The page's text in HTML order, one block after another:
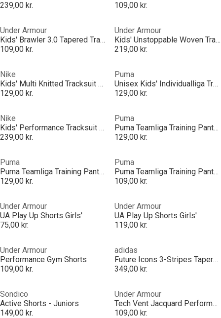
239,00 kr.
109,00 kr.
Under Armour
Kids' Brawler 3.0 Tapered Tracksuit Bottoms
109,00 kr.
Under Armour
Kids' Unstoppable Woven Tracksuit Bottoms
219,00 kr.
Nike
Kids' Multi Knitted Tracksuit Bottoms
129,00 kr.
Puma
Unisex Kids' Individualliga Training Performance Tracksuit Bottoms
129,00 kr.
Nike
Kids' Performance Tracksuit Bottoms
239,00 kr.
Puma
Puma Teamliga Training Pants Pro Jr Tracksuit Bottom Unisex Kids
129,00 kr.
Puma
Puma Teamliga Training Pants Pro Jr Tracksuit Bottom Unisex Kids
129,00 kr.
Puma
Puma Teamliga Training Pants Jr Tracksuit Bottom Unisex Kids
109,00 kr.
Under Armour
UA Play Up Shorts Girls'
75,00 kr.
Under Armour
UA Play Up Shorts Girls'
119,00 kr.
Under Armour
Performance Gym Shorts
109,00 kr.
adidas
Future Icons 3-Stripes Tapered-Leg Joggers Kids
349,00 kr.
Sondico
Active Shorts - Juniors
149,00 kr.
Under Armour
Tech Vent Jacquard Performance Gym Shorts
109,00 kr.